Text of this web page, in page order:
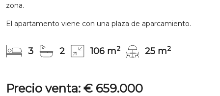
zona.
El apartamento viene con una plaza de aparcamiento.
3 2 106 m2 25 m2
Precio venta: € 659.000